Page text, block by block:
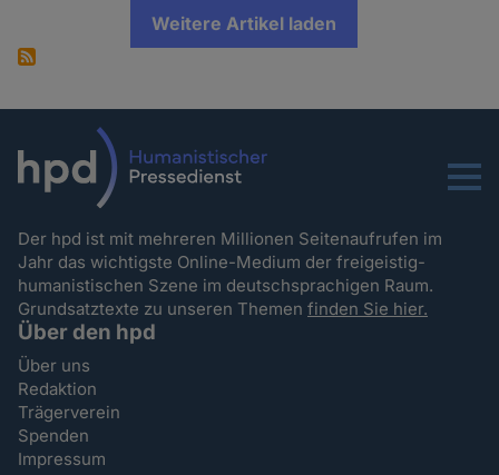
Weitere Artikel laden
Menu
Der hpd ist mit mehreren Millionen Seitenaufrufen im
Jahr das wichtigste Online-Medium der freigeistig-
humanistischen Szene im deutschsprachigen Raum.
Grundsatztexte zu unseren Themenfinden Sie hier.
Über den hpd
Über uns
Redaktion
Trägerverein
Spenden
Impressum